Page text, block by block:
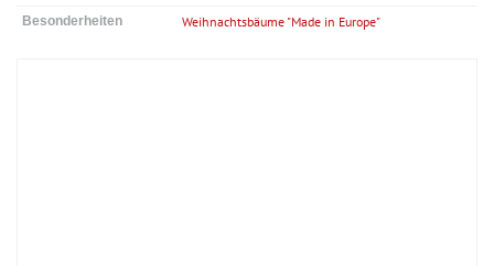
Besonderheiten Weihnachtsbäume "Made in Europe"